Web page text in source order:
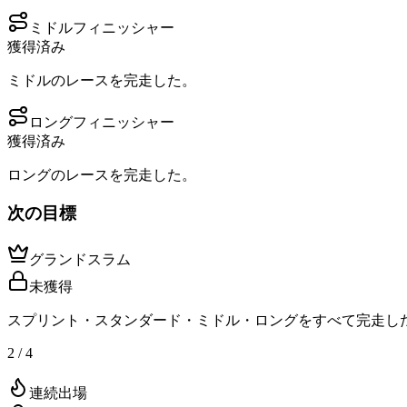
ミドルフィニッシャー
獲得済み
ミドルのレースを完走した。
ロングフィニッシャー
獲得済み
ロングのレースを完走した。
次の目標
グランドスラム
未獲得
スプリント・スタンダード・ミドル・ロングをすべて完走し
2 / 4
連続出場